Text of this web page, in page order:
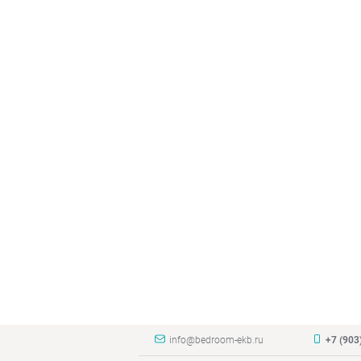
info@bedroom-ekb.ru +7